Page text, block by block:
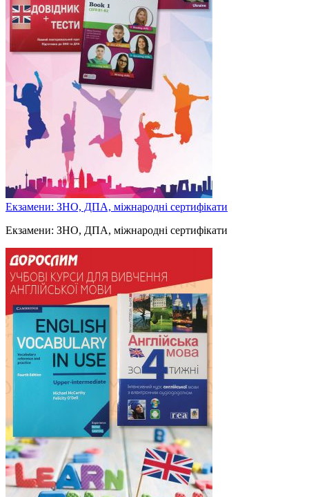
Екзамени: ЗНО, ДПА, міжнародні сертифікати
Екзамени: ЗНО, ДПА, міжнародні сертифікати